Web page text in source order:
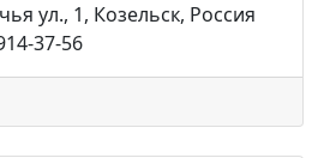
ул., 1, Козельск, Россия
37-56